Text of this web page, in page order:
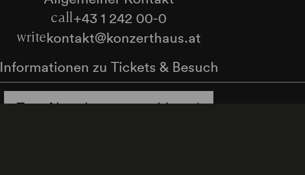
call+43 1 242 00-0
writekontakt@konzerthaus.at
Informationen zu Tickets & Besuch
Zum Newsletter anmelden